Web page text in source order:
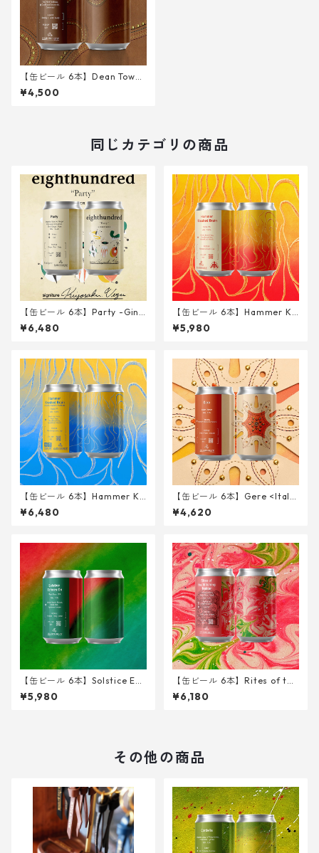
【缶ビール 6本】Dean Town
340ml
¥4,500
同じカテゴリの商品
【缶ビール 6本】Party -Ging
er Gose- <Imperial Gose w/
Ginger, Okinawan Cinnamo
¥6,480
【缶ビール 6本】Hammer Kr
ushed Brain <Triple IPA> 34
0ml
¥5,980
【缶ビール 6本】Hammer Kr
ushed Brain - Fresh Hop Be
yond the Pacific ver. - <Trip
¥6,480
【缶ビール 6本】Gere <Italia
n Pilsner> 340ml
¥4,620
【缶ビール 6本】Solstice Ech
oes on <West Coast IPA> 34
0ml
¥5,980
【缶ビール 6本】Rites of the
Witching Nektar < Sour IPA
w/ Peach > 340ml
¥6,180
その他の商品